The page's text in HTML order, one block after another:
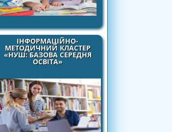
ІНФОРМАЦІЙНО-
МЕТОДИЧНИЙ КЛАСТЕР
«НУШ: БАЗОВА СЕРЕДНЯ
ОСВІТА»